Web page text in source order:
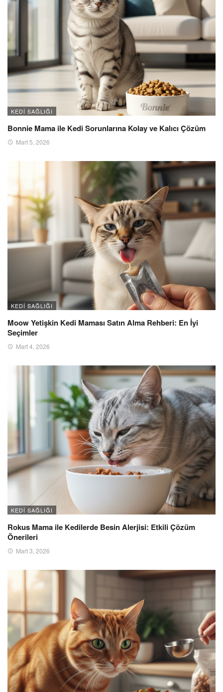
KEDI SAĞLIĞI
Bonnie Mama ile Kedi Sorunlarına Kolay ve Kalıcı Çözüm
Mart 5, 2026
KEDI SAĞLIĞI
Moow Yetişkin Kedi Maması Satın Alma Rehberi: En İyi
Seçimler
Mart 4, 2026
KEDI SAĞLIĞI
Rokus Mama ile Kedilerde Besin Alerjisi: Etkili Çözüm
Önerileri
Mart 3, 2026